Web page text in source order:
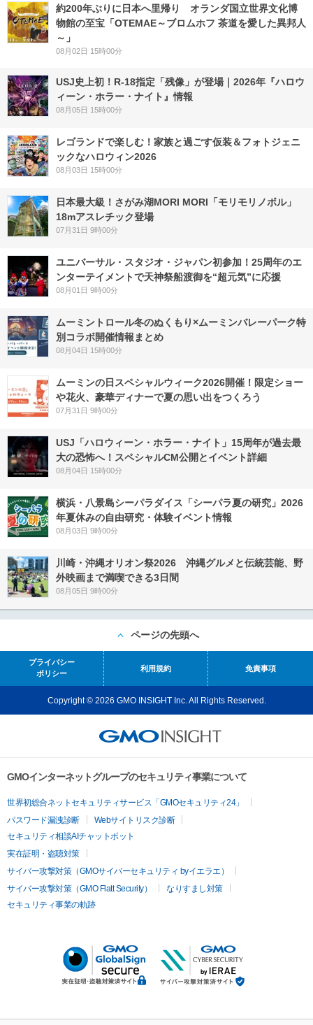
約200年ぶりに日本へ里帰り オランダ国立世界文化博
物館の至宝「OTEMAE～ブロムホフ 茶道を愛した異邦人
～」
08月02日 15時00分
USJ史上初！R-18指定「残像」が登場｜2026年『ハロウ
ィーン・ホラー・ナイト』情報
08月05日 15時00分
レゴランドで楽しむ！家族と過ごす仮装＆フォトジェニ
ックなハロウィン2026
08月03日 15時00分
日本最大級！さがみ湖MORI MORI「モリモリノボル」
18mアスレチック登場
07月31日 9時00分
ユニバーサル・スタジオ・ジャパン初参加！25周年のエ
ンターテイメントで天神祭船渡御を“超元気”に応援
08月01日 9時00分
ムーミントロール冬のぬくもり×ムーミンバレーパーク特
別コラボ開催情報まとめ
08月04日 15時00分
ムーミンの日スペシャルウィーク2026開催！限定ショー
や花火、豪華ディナーで夏の思い出をつくろう
07月31日 9時00分
USJ「ハロウィーン・ホラー・ナイト」15周年が過去最
大の恐怖へ！スペシャルCM公開とイベント詳細
08月04日 15時00分
横浜・八景島シーパラダイス「シーパラ夏の研究」2026
年夏休みの自由研究・体験イベント情報
08月03日 9時00分
川崎・沖縄オリオン祭2026 沖縄グルメと伝統芸能、野
外映画まで満喫できる3日間
08月05日 9時00分
ページの先頭へ
プライバシー
ポリシー
利用規約 免責事項
Copyright © 2026 GMO INSIGHT Inc. All Rights Reserved.
GMOインターネットグループのセキュリティ事業について
世界初総合ネットセキュリティサービス「GMOセキュリティ24」
パスワード漏洩診断
Webサイトリスク診断
セキュリティ相談AIチャットボット
実在証明・盗聴対策
サイバー攻撃対策（GMOサイバーセキュリティ byイエラエ）
サイバー攻撃対策（GMO Flatt Security）
なりすまし対策
セキュリティ事業の軌跡